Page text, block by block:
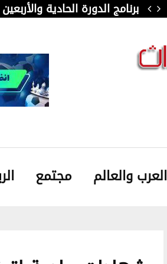
برنامج الدورة الحادية
العرب والعالم مجتمع